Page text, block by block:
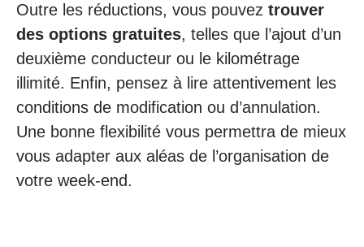
Outre les réductions, vous pouvez trouver
des options gratuites, telles que l’ajout d’un
deuxième conducteur ou le kilométrage
illimité. Enfin, pensez à lire attentivement les
conditions de modification ou d’annulation.
Une bonne flexibilité vous permettra de mieux
vous adapter aux aléas de l’organisation de
votre week-end.